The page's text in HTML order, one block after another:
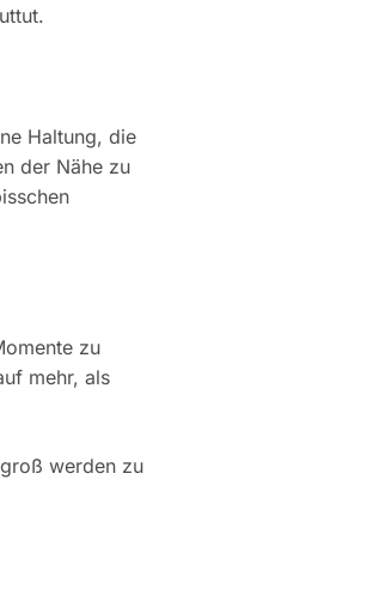
Haltung, die
der Nähe zu
zu
mehr, als
werden zu